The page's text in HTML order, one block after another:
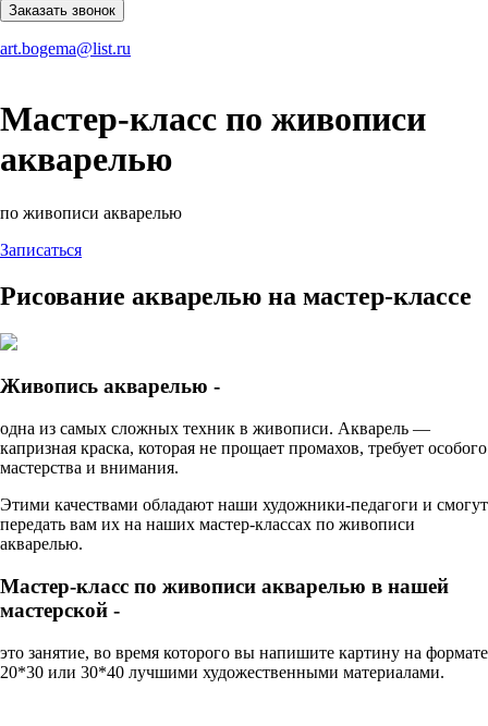
Заказать звонок
art.bogema@list.ru
Мастер-класс по живописи
акварелью
по живописи акварелью
Записаться
Рисование акварелью на мастер-классе
Живопись акварелью -
одна из самых сложных техник в живописи. Акварель —
капризная краска, которая не прощает промахов, требует особого
мастерства и внимания.
Этими качествами обладают наши художники-педагоги и смогут
передать вам их на наших мастер-классах по живописи
акварелью.
Мастер-класс по живописи акварелью в нашей
мастерской -
это занятие, во время которого вы напишите картину на формате
20*30 или 30*40 лучшими художественными материалами.